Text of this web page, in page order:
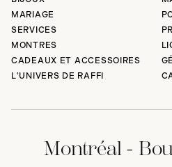
MARIAGE
SERVICES
MONTRES
CADEAUX ET ACCESSOIRES
L'UNIVERS DE RAFFI
Montréal -